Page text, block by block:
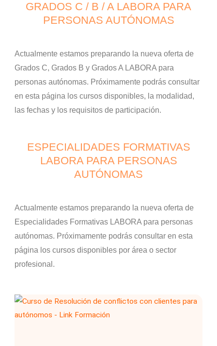
GRADOS C / B / A LABORA PARA
PERSONAS AUTÓNOMAS
Actualmente estamos preparando la nueva oferta de
Grados C, Grados B y Grados A LABORA para
personas autónomas. Próximamente podrás consultar
en esta página los cursos disponibles, la modalidad,
las fechas y los requisitos de participación.
ESPECIALIDADES FORMATIVAS
LABORA PARA PERSONAS
AUTÓNOMAS
Actualmente estamos preparando la nueva oferta de
Especialidades Formativas LABORA para personas
autónomas. Próximamente podrás consultar en esta
página los cursos disponibles por área o sector
profesional.